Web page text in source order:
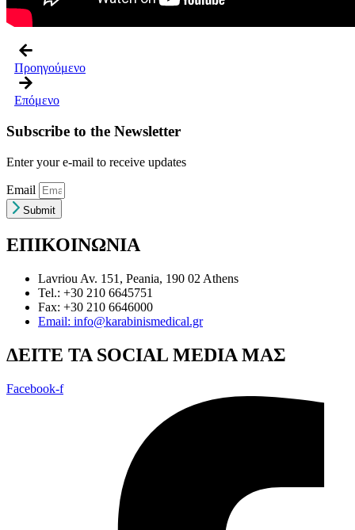
Προηγούμενο
Επόμενο
Subscribe to the Newsletter
Enter your e-mail to receive updates
Email
Submit
ΕΠΙΚΟΙΝΩΝΙΑ
Lavriou Av. 151, Peania, 190 02 Athens
Tel.: +30 210 6645751
Fax: +30 210 6646000
Email: info@karabinismedical.gr
ΔEITE TA SOCIAL MEDIA ΜΑΣ
Facebook-f